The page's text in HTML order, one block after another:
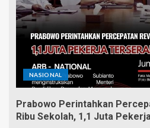
NASIONAL
Prabowo Perintahkan
Ribu Sekolah, 1,1 Juta